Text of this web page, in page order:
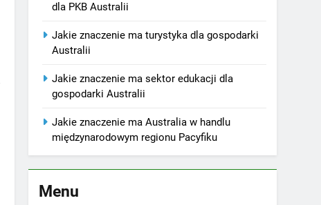
dla PKB Australii
Jakie znaczenie ma turystyka dla gospodarki
Australii
Jakie znaczenie ma sektor edukacji dla
gospodarki Australii
Jakie znaczenie ma Australia w handlu
międzynarodowym regionu Pacyfiku
Menu